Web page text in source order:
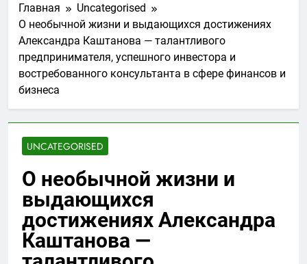
Главная
Uncategorised
О необычной жизни и выдающихся достижениях
Александра Каштанова — талантливого
предпринимателя, успешного инвестора и
востребованного консультанта в сфере финансов и
бизнеса
UNCATEGORISED
О необычной жизни и
выдающихся
достижениях Александра
Каштанова —